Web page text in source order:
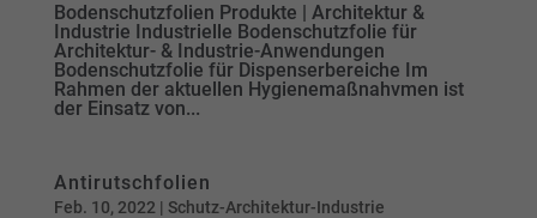
Bodenschutz­­folien Produkte | Architektur &
Industrie Industrielle Bodenschutzfolie für
Architektur- & Industrie­-Anwendungen
Bodenschutzfolie für Dispenserbereiche Im
Rahmen der aktu­el­len Hy­gie­ne­maß­nahvmen ist
der Ein­satz von...
Antirutschfolien
Feb. 10, 2022 | Schutz-Architektur-Industrie